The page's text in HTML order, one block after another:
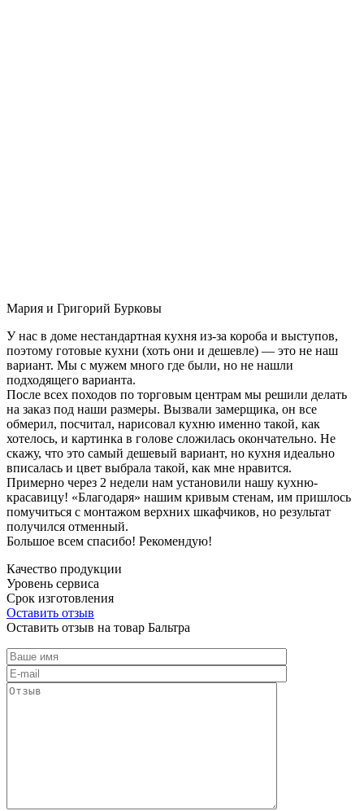
Мария и Григорий Бурковы
У нас в доме нестандартная кухня из-за короба и выступов,
поэтому готовые кухни (хоть они и дешевле) — это не наш
вариант. Мы с мужем много где были, но не нашли
подходящего варианта.
После всех походов по торговым центрам мы решили делать
на заказ под наши размеры. Вызвали замерщика, он все
обмерил, посчитал, нарисовал кухню именно такой, как
хотелось, и картинка в голове сложилась окончательно. Не
скажу, что это самый дешевый вариант, но кухня идеально
вписалась и цвет выбрала такой, как мне нравится.
Примерно через 2 недели нам установили нашу кухню-
красавицу! «Благодаря» нашим кривым стенам, им пришлось
помучиться с монтажом верхних шкафчиков, но результат
получился отменный.
Большое всем спасибо! Рекомендую!
Качество продукции
Уровень сервиса
Срок изготовления
Оставить отзыв
Оставить отзыв на товар Бальтра